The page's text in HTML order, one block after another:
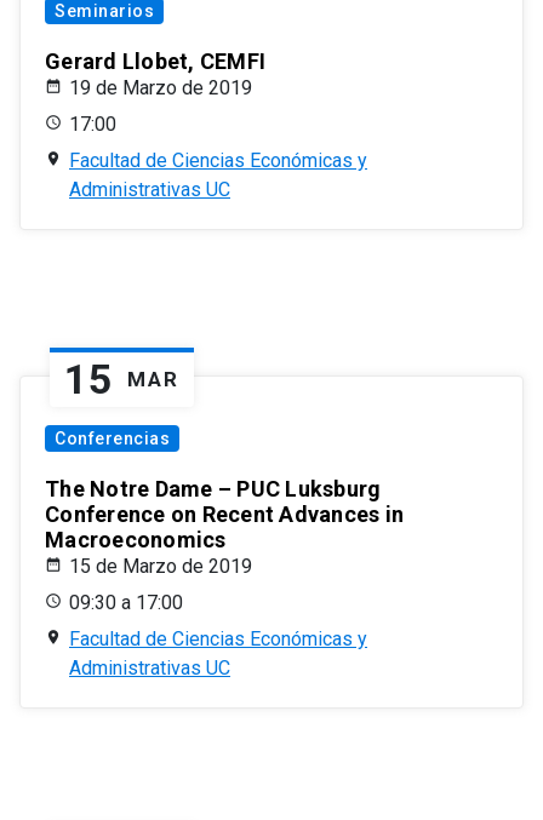
Seminarios
Gerard Llobet, CEMFI
19 de Marzo de 2019
17:00
Facultad de Ciencias Económicas y
Administrativas UC
15 MAR
Conferencias
The Notre Dame – PUC Luksburg
Conference on Recent Advances in
Macroeconomics
15 de Marzo de 2019
09:30 a 17:00
Facultad de Ciencias Económicas y
Administrativas UC